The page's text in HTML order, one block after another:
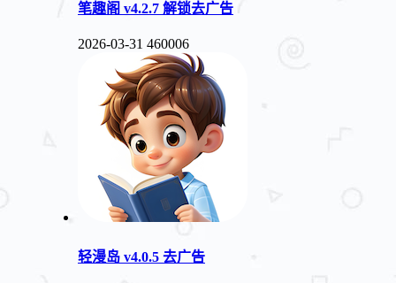
笔趣阁 v4.2.7 解锁去广告
2026-03-31 460006
轻漫岛 v4.0.5 去广告